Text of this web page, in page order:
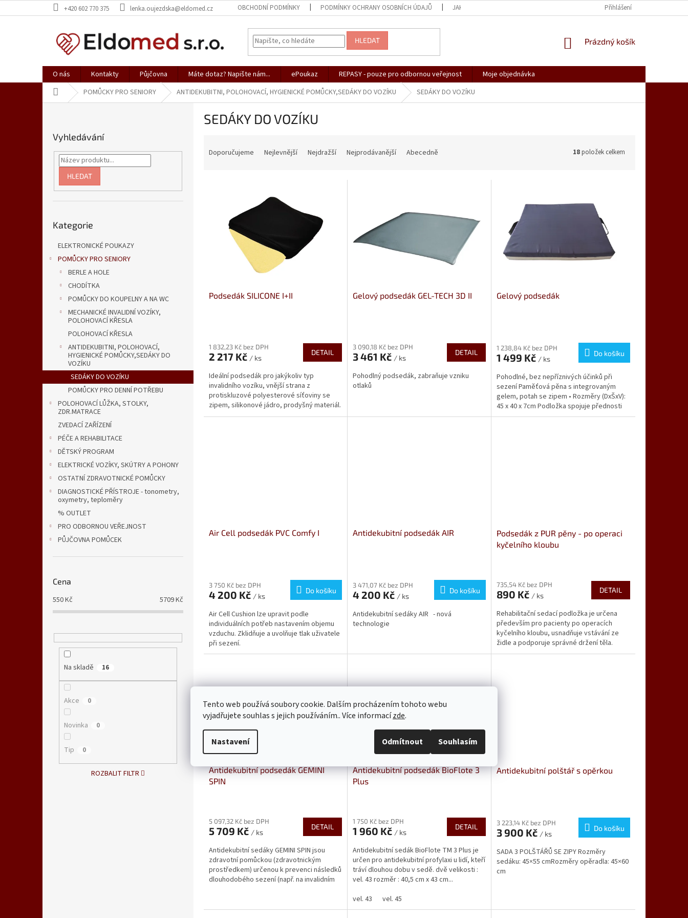
Tento web používá soubory cookie. Dalším procházením tohoto webu
vyjadřujete souhlas s jejich používáním.. Více informacízde.
Nastavení Odmítnout Souhlasím
na
+420 602 770 375 lenka.oujezdska@eldomed.cz OBCHODNÍ PODMÍNKY PODMÍNKY OCHRANY OSOBNÍCH ÚDAJŮ JAK NAKUPOVAT REKLAMACE, VRÁCENÍ ZBOŽÍ
Přihlášení
HLEDAT
NÁKUPNÍ
Prázdný košík
O nás Kontakty Půjčovna Máte dotaz? Napište nám... ePoukaz REPASY - pouze pro odbornou veřejnost
Moje objednávka
Domů POMŮCKY PRO SENIORY ANTIDEKUBITNI, POLOHOVACÍ, HYGIENICKÉ POMŮCKY,SEDÁKY DO VOZÍKU SEDÁKY DO VOZÍKU
Vyhledávání
HLEDAT
kategorie
Kategorie
ELEKTRONICKÉ POUKAZY
POMŮCKY PRO SENIORY
BERLE A HOLE
CHODÍTKA
POMŮCKY DO KOUPELNY A NA WC
MECHANICKÉ INVALIDNÍ VOZÍKY,
POLOHOVACÍ KŘESLA
POLOHOVACÍ KŘESLA
ANTIDEKUBITNI, POLOHOVACÍ,
HYGIENICKÉ POMŮCKY,SEDÁKY DO
VOZÍKU
SEDÁKY DO VOZÍKU
POMŮCKY PRO DENNÍ POTŘEBU
POLOHOVACÍ LŮŽKA, STOLKY,
ZDR.MATRACE
ZVEDACÍ ZAŘÍZENÍ
PÉČE A REHABILITACE
DĚTSKÝ PROGRAM
ELEKTRICKÉ VOZÍKY, SKÚTRY A POHONY
OSTATNÍ ZDRAVOTNICKÉ POMŮCKY
DIAGNOSTICKÉ PŘÍSTROJE - tonometry,
oxymetry, teploměry
% OUTLET
PRO ODBORNOU VEŘEJNOST
PŮJČOVNA POMŮCEK
Cena
550Kč 5709Kč
Na skladě 16
Akce 0
Novinka 0
Tip 0
ROZBALIT FILTR
SEDÁKY DO VOZÍKU
Doporučujeme Nejlevnější Nejdražší Nejprodávanější Abecedně 18položek celkem
Podsedák SILICONE I+II
produktu
je
z
5
hvězdiček.
1 832,23 Kč bez DPH
2 217 Kč / ks
DETAIL
Ideální podsedák pro jakýkoliv typ
invalidního vozíku, vnější strana z
protiskluzové polyesterové síťoviny se
zipem, silikonové jádro, prodyšný materiál.
Gelový podsedák GEL-TECH 3D II
produktu
je
z
5
3 090,18 Kč bez DPH
3 461 Kč / ks
DETAIL
Pohodlný podsedák, zabraňuje vzniku
otlaků
Gelový podsedák
produktu
je
z
5
hvězdiček.
1 238,84 Kč bez DPH
1 499 Kč / ks
Do košíku
Pohodlné, bez nepříznivých účinků při
sezení Paměťová pěna s integrovaným
gelem, potah se zipem • Rozměry (DxŠxV):
45 x 40 x 7cm Podložka spojuje přednosti
pohodlného sezení...
Air Cell podsedák PVC Comfy I
produktu
je
z
5
hvězdiček.
3 750 Kč bez DPH
4 200 Kč / ks
Do košíku
Air Cell Cushion lze upravit podle
individuálních potřeb nastavením objemu
vzduchu. Zklidňuje a uvolňuje tlak uživatele
při sezení.
Antidekubitní podsedák AIR
produktu
je
z
5
3 471,07 Kč bez DPH
4 200 Kč / ks
Do košíku
Antidekubitní sedáky AIR - nová
technologie
Podsedák z PUR pěny - po operaci
kyčelního kloubu
produktu
je
z
5
hvězdiček.
735,54 Kč bez DPH
890 Kč / ks
DETAIL
Rehabilitační sedací podložka je určena
především pro pacienty po operacích
kyčelního kloubu, usnadňuje vstávání ze
židle a podporuje správné držení těla.
Antidekubitní podsedák GEMINI
SPIN
produktu
je
z
5
hvězdiček.
5 097,32 Kč bez DPH
5 709 Kč / ks
DETAIL
Antidekubitní sedáky GEMINI SPIN jsou
zdravotní pomůckou (zdravotnickým
prostředkem) určenou k prevenci následků
dlouhodobého sezení (např. na invalidním
Antidekubitní podsedák BioFlote 3
Plus
1 750 Kč bez DPH
1 960 Kč / ks
DETAIL
Antidekubitní sedák BioFlote TM 3 Plus je
určen pro antidekubitní profylaxi u lidí, kteří
tráví dlouhou dobu v sedě. dvě velikosti :
vel. 43 rozměr : 40,5 cm x 43 cm...
vel. 43
vel. 45
Antidekubitní polštář s opěrkou
produktu
je
z
5
hvězdiček.
3 223,14 Kč bez DPH
3 900 Kč / ks
Do košíku
SADA 3 POLŠTÁŘŮ SE ZIPY Rozměry
sedáku: 45×55 cmRozměry opěradla: 45×60
cm